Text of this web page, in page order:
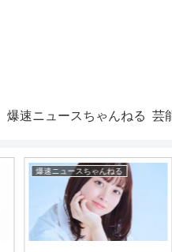
爆速ニュースちゃんねる 芸
ースちゃんねる 漫画まとめ